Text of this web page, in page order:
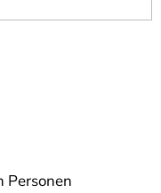
Personen